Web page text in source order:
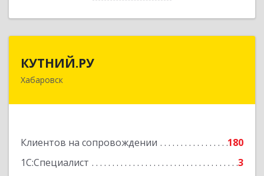
КУТНИЙ.РУ
Хабаровск
Клиентов на сопровождении
180
1С:Специалист
3
680007, Хабаровский край, Хабаровск г,